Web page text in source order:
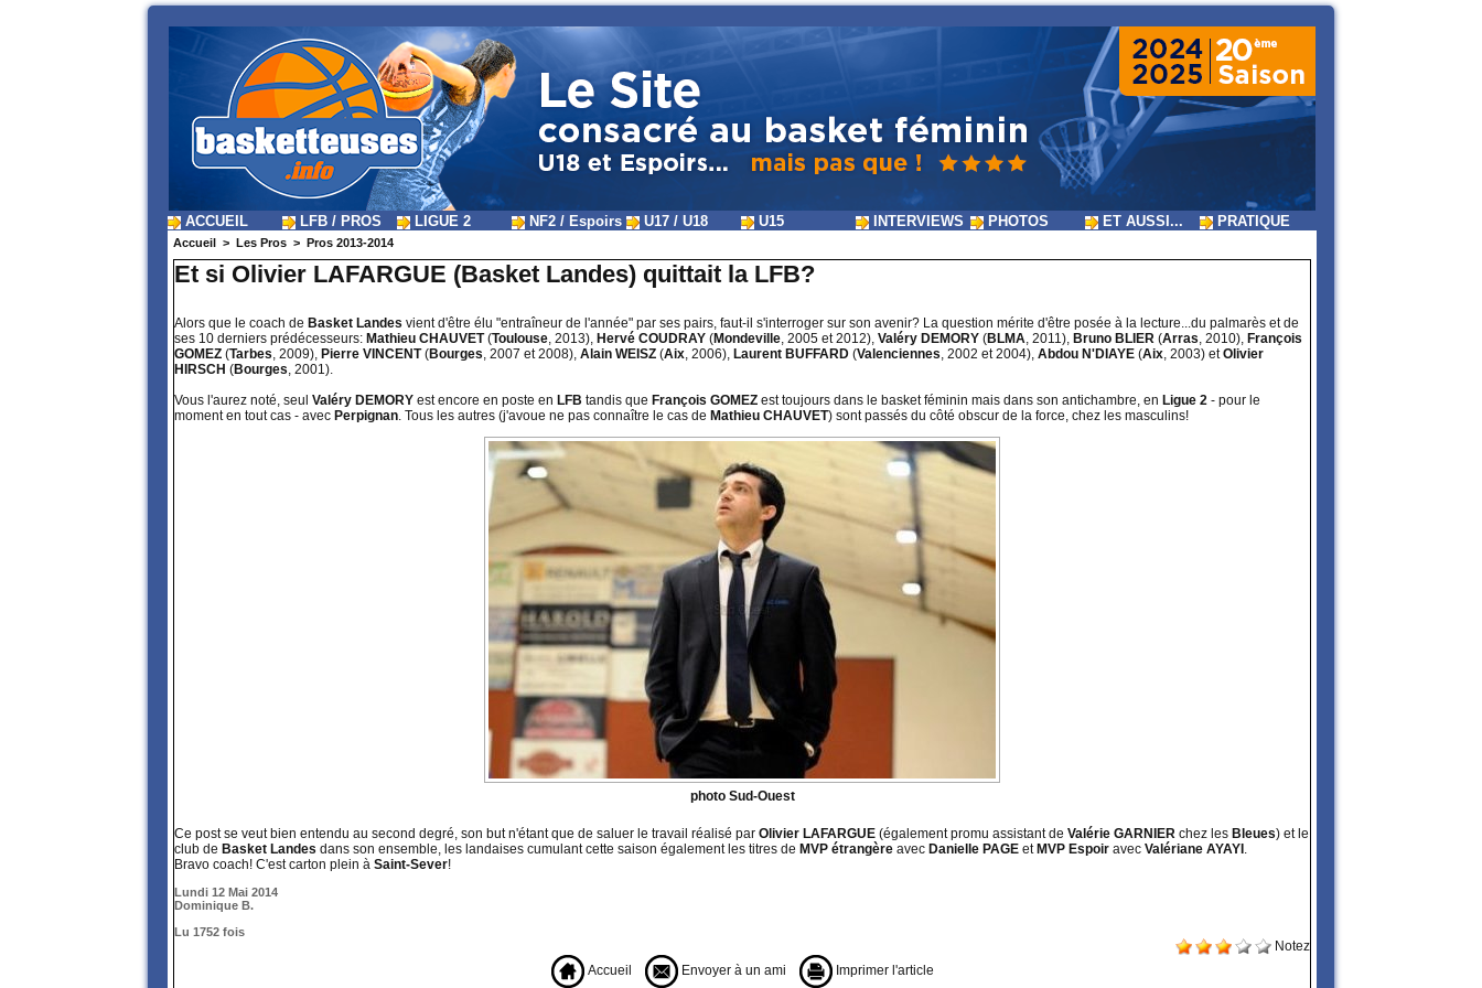
ACCUEIL LFB / PROS LIGUE 2 NF2 / Espoirs U17 / U18 U15 INTERVIEWS PHOTOS ET AUSSI... PRATIQUE
Accueil > Les Pros > Pros 2013-2014
Et si Olivier LAFARGUE (Basket Landes) quittait la LFB?
Alors que le coach de Basket Landes vient d'être élu "entraîneur de l'année" par ses pairs, faut-il s'interroger sur son avenir? La question mérite d'être posée à la lecture...du palmarès et de
ses 10 derniers prédécesseurs: Mathieu CHAUVET(Toulouse, 2013), Hervé COUDRAY (Mondeville, 2005 et 2012), Valéry DEMORY (BLMA, 2011), Bruno BLIER (Arras, 2010), François
GOMEZ (Tarbes, 2009), Pierre VINCENT(Bourges, 2007 et 2008), Alain WEISZ (Aix, 2006), Laurent BUFFARD (Valenciennes, 2002 et 2004), Abdou N'DIAYE (Aix, 2003) etOlivier
HIRSCH (Bourges, 2001).
Vous l'aurez noté, seul Valéry DEMORY est encore en poste en LFB tandis que François GOMEZ est toujours dans le basket féminin mais dans son antichambre, en Ligue 2 - pour le
moment en tout cas - avec Perpignan. Tous les autres (j'avoue ne pas connaître le cas de Mathieu CHAUVET) sont passés du côté obscur de la force, chez les masculins!
photo Sud-Ouest
Ce post se veut bien entendu au second degré, son but n'étant que de saluer le travail réalisé par Olivier LAFARGUE (également promu assistant de Valérie GARNIER chez les Bleues) et le
club de Basket Landes dans son ensemble, les landaises cumulant cette saison également les titres de MVP étrangère avec Danielle PAGE etMVP Espoir avec Valériane AYAYI .
Bravo coach! C'est carton plein à Saint-Sever!
Lundi 12 Mai 2014
Dominique B.
Lu 1752 fois
Notez
Accueil
Envoyer à un ami Imprimer l'article